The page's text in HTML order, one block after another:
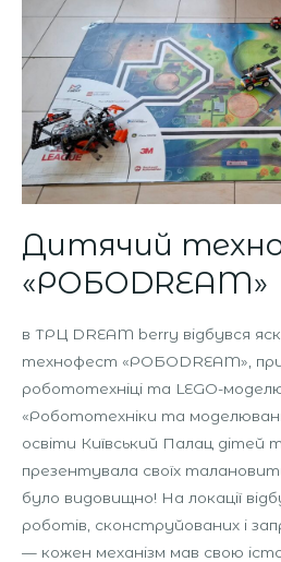
Дитячий
«РОБОDREAM»
в ТРЦ DREAM berry відбувся
технофест «РОБОDREAM»,
робототехніці та LEGO-
«Робототехніки та
освіти Київський Палац дітей
презентувала своїх
було видовищно! На локації
роботів, сконструйованих і
— кожен механізм мав свою
Дитячий
технофест
«РОБОDREAM»